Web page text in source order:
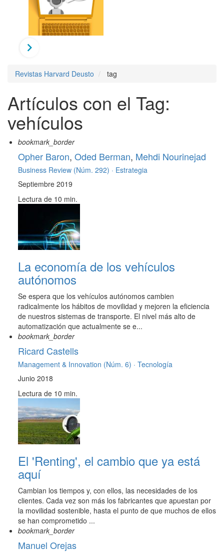
Revistas Harvard Deusto tag
Artículos con el Tag:
vehículos
bookmark_border
Opher Baron, Oded Berman, Mehdi Nourinejad
Business Review (Núm. 292) · Estrategia
Septiembre 2019
Lectura de 10 min.
La economía de los vehículos
autónomos
Se espera que los vehículos autónomos cambien
radicalmente los hábitos de movilidad y mejoren la eficiencia
de nuestros sistemas de transporte. El nivel más alto de
automatización que actualmente se e...
bookmark_border
Ricard Castells
Management & Innovation (Núm. 6) · Tecnología
Junio 2018
Lectura de 10 min.
El 'Renting', el cambio que ya está
aquí
Cambian los tiempos y, con ellos, las necesidades de los
clientes. Cada vez son más los fabricantes que apuestan por
la movilidad sostenible, hasta el punto de que muchos de ellos
se han comprometido ...
bookmark_border
Manuel Orejas